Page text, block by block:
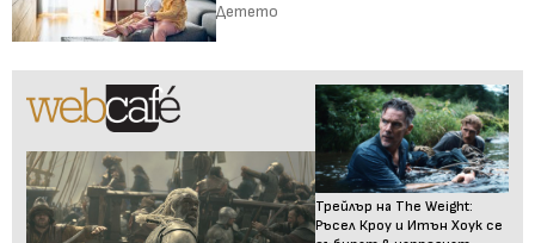
Детето
Трейлър на The Weight:
Ръсел Кроу и Итън Хоук се